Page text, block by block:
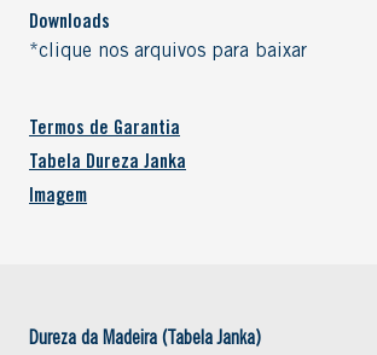
Downloads
*clique nos arquivos para baixar
Termos de Garantia
Tabela Dureza Janka
Imagem
Dureza da Madeira (Tabela Janka)